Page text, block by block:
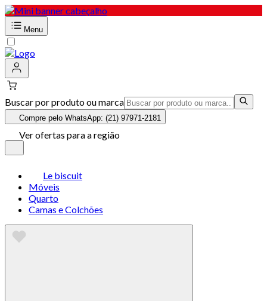
Menu
Buscar por produto ou marca
Compre pelo WhatsApp: (21) 97971-2181
Ver ofertas para a região
Le biscuit
Móveis
Quarto
Camas e Colchões